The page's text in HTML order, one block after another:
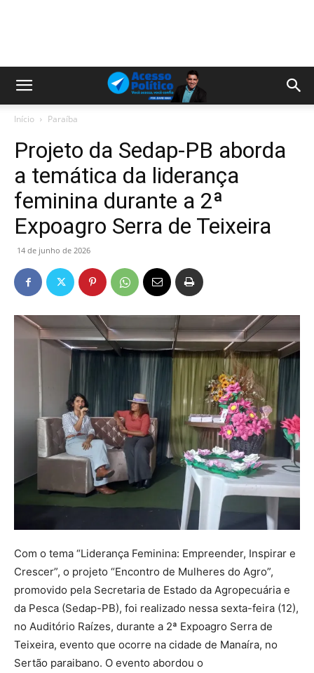
Início Paraíba
Projeto da Sedap-PB aborda
a temática da liderança
feminina durante a 2ª
Expoagro Serra de Teixeira
14 de junho de 2026
Com o tema “Liderança Feminina: Empreender, Inspirar e
Crescer”, o projeto “Encontro de Mulheres do Agro”,
promovido pela Secretaria de Estado da Agropecuária e
da Pesca (Sedap-PB), foi realizado nessa sexta-feira (12),
no Auditório Raízes, durante a 2ª Expoagro Serra de
Teixeira, evento que ocorre na cidade de Manaíra, no
Sertão paraibano. O evento abordou o